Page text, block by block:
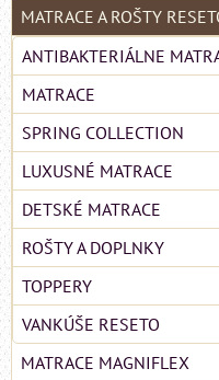
MATRACE A ROŠTY
ANTIBAKTERIÁLNE
MATRACE
SPRING COLLECTION
LUXUSNÉ MATRACE
DETSKÉ MATRACE
ROŠTY A DOPLNKY
TOPPERY
VANKÚŠE RESETO
MATRACE MAGNIFLEX